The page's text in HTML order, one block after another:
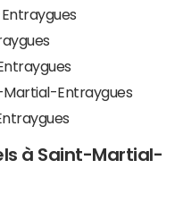
Martial-Entraygues
à Saint-Martial-